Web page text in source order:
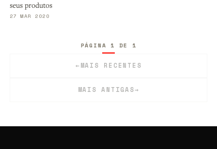
seus produtos
27 MAR 2020
←MAIS RECENTES
PÁGINA 1 DE 1
MAIS ANTIGAS→